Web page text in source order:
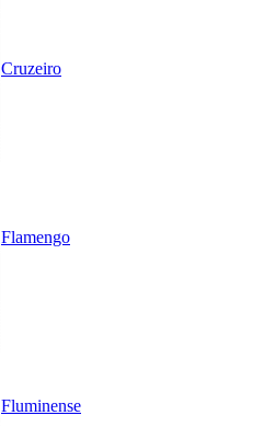
Cruzeiro
Flamengo
Fluminense